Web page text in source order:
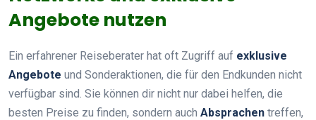
Angebote nutzen
Ein erfahrener Reiseberater hat oft Zugriff auf exklusive
Angebote und Sonderaktionen, die für den Endkunden nicht
verfügbar sind. Sie können dir nicht nur dabei helfen, die
besten Preise zu finden, sondern auch Absprachen treffen,